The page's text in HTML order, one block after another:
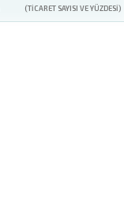
(TICARET SAYISI VE YÜZDESI)